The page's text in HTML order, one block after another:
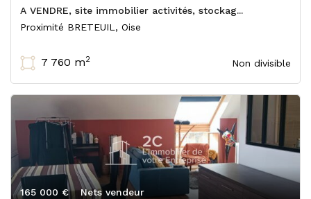
A VENDRE, site immobilier activités, stockag...
Non divisible
Proximité BRETEUIL, Oise
7 760 m2
165 000 € Nets vendeur